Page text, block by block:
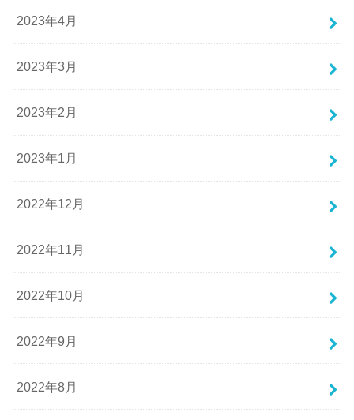
2023年4月
2023年3月
2023年2月
2023年1月
2022年12月
2022年11月
2022年10月
2022年9月
2022年8月